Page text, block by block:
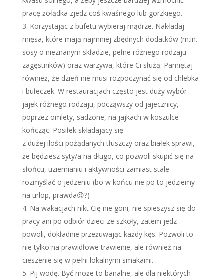
pracę żołądka zjedz coś kwaśnego lub gorzkiego.
Korzystając z bufetu wybieraj mądrze. Nakładaj
mięsa, które mają najmniej zbędnych dodatków (m.in.
sosy o nieznanym składzie, pełne różnego rodzaju
zagęstników) oraz warzywa, które Ci służą. Pamiętaj
również, że dzień nie musi rozpoczynać się od chlebka
i bułeczek. W restauracjach często jest duży wybór
jajek różnego rodzaju, począwszy od jajecznicy,
poprzez omlety, sadzone, na jajkach w koszulce
kończąc. Posiłek składający się
z dużej ilości pożądanych tłuszczy oraz białek sprawi,
że będziesz syty/a na długo, co pozwoli skupić się na
słońcu, uziemianiu i aktywności zamiast stale
rozmyślać o jedzeniu (bo w końcu nie po to jedziemy
na urlop, prawda😉?)
Na wakacjach nikt Cię nie goni, nie spieszysz się do
pracy ani po odbiór dzieci ze szkoły, zatem jedz
powoli, dokładnie przeżuwając każdy kęs. Pozwoli to
nie tylko na prawidłowe trawienie, ale również na
cieszenie się w pełni lokalnymi smakami.
Pij wodę. Być może to banalne, ale dla niektórych